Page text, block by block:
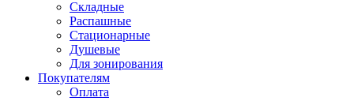
Складные
Распашные
Стационарные
Душевые
Для зонирования
Покупателям
Оплата